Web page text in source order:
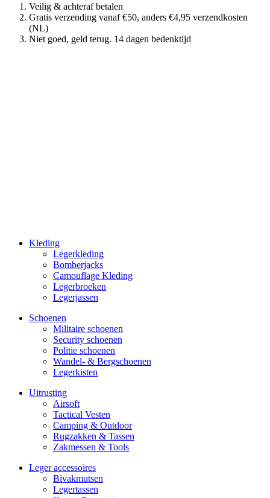
Veilig & achteraf betalen
Gratis verzending vanaf €50, anders €4,95 verzendkosten
(NL)
Niet goed, geld terug. 14 dagen bedenktijd
Kleding
Legerkleding
Bomberjacks
Camouflage Kleding
Legerbroeken
Legerjassen
Schoenen
Militaire schoe­nen
Security schoenen
Politie schoenen
Wandel- & Berg­­schoenen
Legerkisten
Uitrusting
Airsoft
Tactical Ves­ten
Camping & Outdoor
Rugzakken & Tassen
Zakmessen & Tools
Leger accessoires
Bivakmutsen
Legertassen